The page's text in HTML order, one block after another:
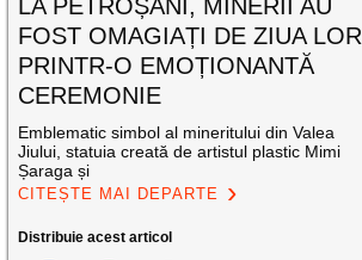
LA PETROȘANI, MINERII AU
FOST OMAGIAȚI DE ZIUA LOR
PRINTR-O EMOȚIONANTĂ
CEREMONIE
Emblematic simbol al mineritului din Valea
Jiului, statuia creată de artistul plastic Mimi
Șaraga și
CITEȘTE MAI DEPARTE
Distribuie acest articol